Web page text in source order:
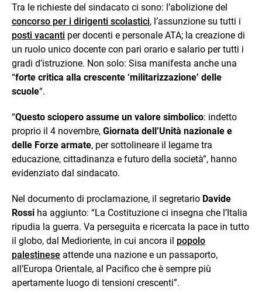
Tra le richieste del sindacato ci sono: l’abolizione del
concorso per i dirigenti scolastici, l’assunzione su tutti i
posti vacanti per docenti e personale ATA; la creazione di
un ruolo unico docente con pari orario e salario per tutti i
gradi d’istruzione. Non solo: Sisa manifesta anche una
“forte critica alla crescente ‘militarizzazione’ delle
scuole“.
“Questo sciopero assume un valore simbolico: indetto
proprio il 4 novembre, Giornata dell’Unità nazionale e
delle Forze armate, per sottolineare il legame tra
educazione, cittadinanza e futuro della società”, hanno
evidenziato dal sindacato.
Nel documento di proclamazione, il segretario Davide
Rossi ha aggiunto: “La Costituzione ci insegna che l’Italia
ripudia la guerra. Va perseguita e ricercata la pace in tutto
il globo, dal Medioriente, in cui ancora il popolo
palestinese attende una nazione e un passaporto,
all’Europa Orientale, al Pacifico che è sempre più
apertamente luogo di tensioni crescenti”.